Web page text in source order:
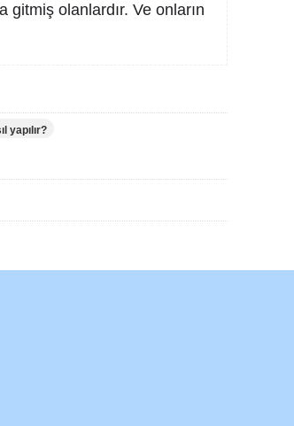
gitmiş olanlardır. Ve onların
yapılır?